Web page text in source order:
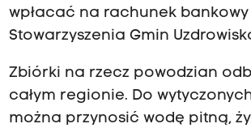
wpłacać na rachunek bankowy
Stowarzyszenia Gmin
Zbiórki na rzecz powodzian
całym regionie. Do
można przynosić wodę pitną,